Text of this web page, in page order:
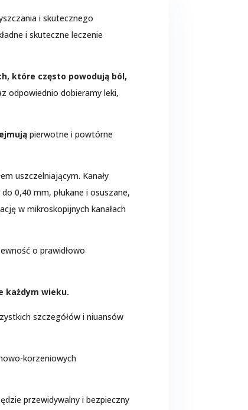
i skutecznego
i skuteczne leczenie
które często powodują ból,
odpowiednio dobieramy leki,
pierwotne i powtórne
uszczelniającym. Kanały
0,40 mm, płukane i osuszane,
w mikroskopijnych kanałach
o prawidłowo
każdym wieku.
szczegółów i niuansów
korzeniowych
przewidywalny i bezpieczny